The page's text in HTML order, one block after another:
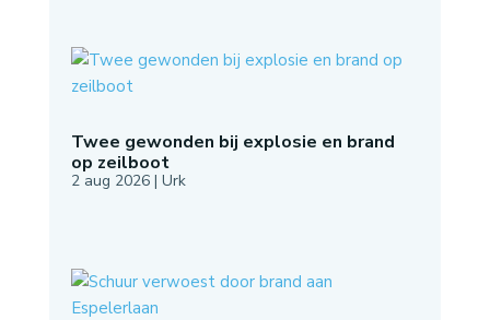
Twee gewonden bij explosie en brand
op zeilboot
2 aug 2026| Urk